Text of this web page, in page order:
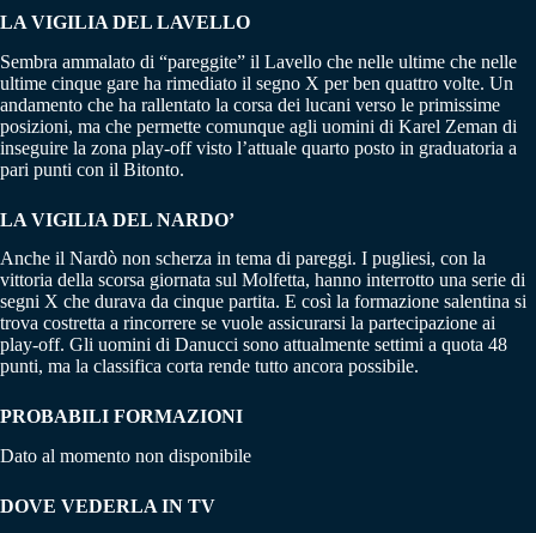
LA VIGILIA DEL LAVELLO
Sembra ammalato di “pareggite” il Lavello che nelle ultime che nelle
ultime cinque gare ha rimediato il segno X per ben quattro volte. Un
andamento che ha rallentato la corsa dei lucani verso le primissime
posizioni, ma che permette comunque agli uomini di Karel Zeman di
inseguire la zona play-off visto l’attuale quarto posto in graduatoria a
pari punti con il Bitonto.
LA VIGILIA DEL NARDO’
Anche il Nardò non scherza in tema di pareggi. I pugliesi, con la
vittoria della scorsa giornata sul Molfetta, hanno interrotto una serie di
segni X che durava da cinque partita. E così la formazione salentina si
trova costretta a rincorrere se vuole assicurarsi la partecipazione ai
play-off. Gli uomini di Danucci sono attualmente settimi a quota 48
punti, ma la classifica corta rende tutto ancora possibile.
PROBABILI FORMAZIONI
Dato al momento non disponibile
DOVE VEDERLA IN TV